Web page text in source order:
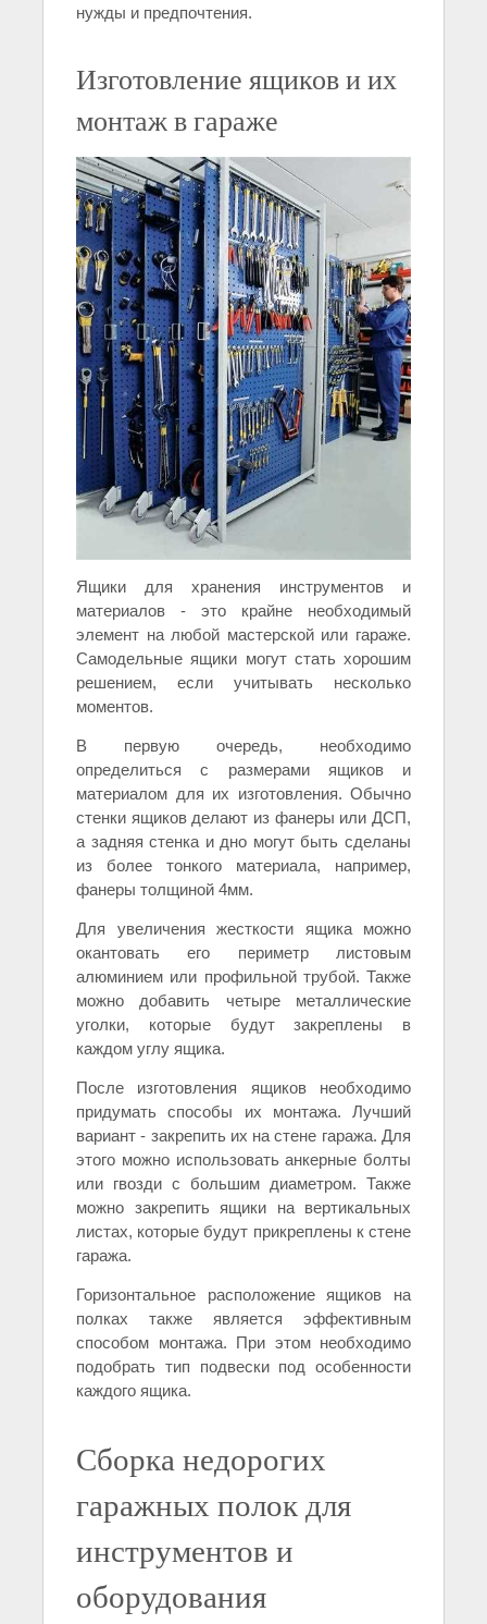
нужды и предпочтения.
Изготовление ящиков и их
монтаж в гараже
Ящики для хранения инструментов и
материалов - это крайне необходимый
элемент на любой мастерской или гараже.
Самодельные ящики могут стать хорошим
решением, если учитывать несколько
моментов.
В первую очередь, необходимо
определиться с размерами ящиков и
материалом для их изготовления. Обычно
стенки ящиков делают из фанеры или ДСП,
а задняя стенка и дно могут быть сделаны
из более тонкого материала, например,
фанеры толщиной 4мм.
Для увеличения жесткости ящика можно
окантовать его периметр листовым
алюминием или профильной трубой. Также
можно добавить четыре металлические
уголки, которые будут закреплены в
каждом углу ящика.
После изготовления ящиков необходимо
придумать способы их монтажа. Лучший
вариант - закрепить их на стене гаража. Для
этого можно использовать анкерные болты
или гвозди с большим диаметром. Также
можно закрепить ящики на вертикальных
листах, которые будут прикреплены к стене
гаража.
Горизонтальное расположение ящиков на
полках также является эффективным
способом монтажа. При этом необходимо
подобрать тип подвески под особенности
каждого ящика.
Сборка недорогих
гаражных полок для
инструментов и
оборудования